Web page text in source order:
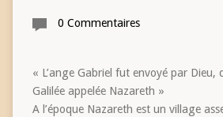
0 Commentaires
« L’ange Gabriel fut envoyé par Dieu,
Galilée appelée Nazareth »
A l’époque Nazareth est un village